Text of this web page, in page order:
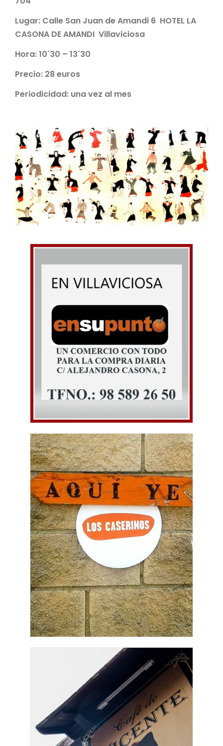
Lugar: Calle San Juan de Amandi 6 HOTEL LA
CASONA DE AMANDI Villaviciosa
Hora: 10´30 – 13´30
Precio: 28 euros
Periodicidad: una vez al mes